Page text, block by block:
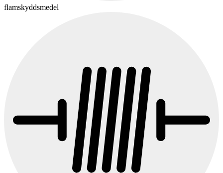
flamskyddsmedel